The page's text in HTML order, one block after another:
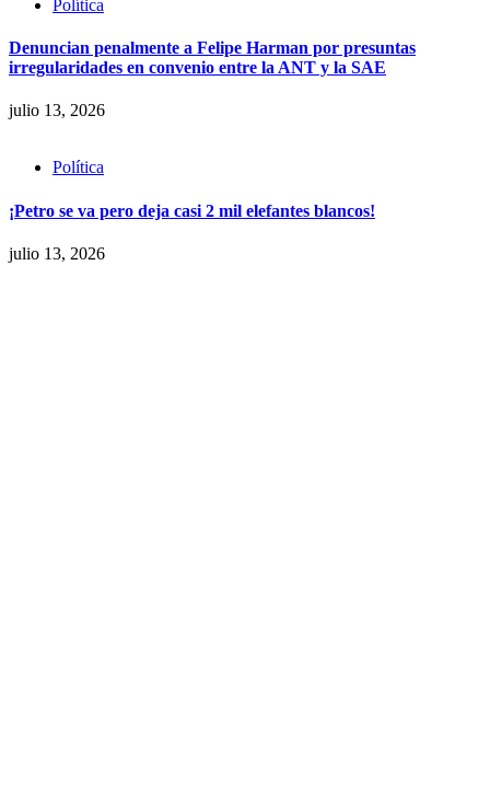
Política
Denuncian penalmente a Felipe Harman por presuntas
irregularidades en convenio entre la ANT y la SAE
julio 13, 2026
Política
¡Petro se va pero deja casi 2 mil elefantes blancos!
julio 13, 2026